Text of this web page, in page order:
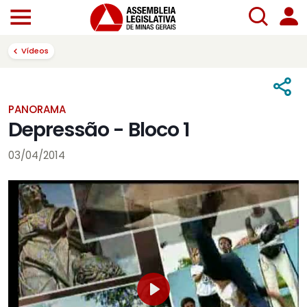
Vídeos
PANORAMA
Depressão - Bloco 1
03/04/2014